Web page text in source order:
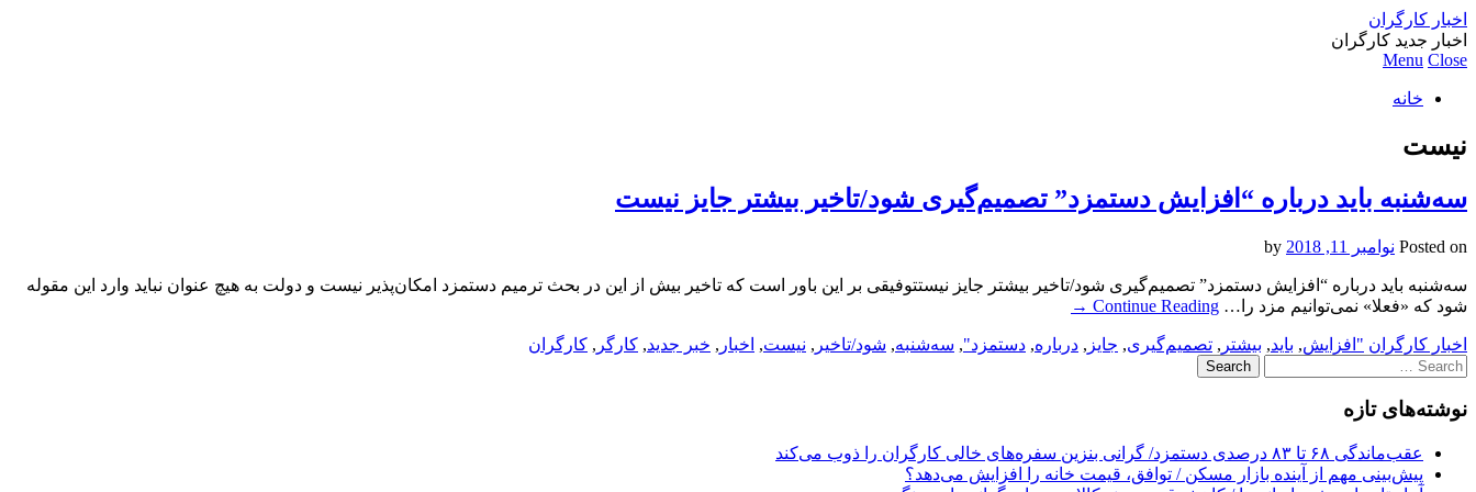
اخبار کارگران
اخبار جدید کارگران
Menu Close
خانه
نیست
سه‌شنبه باید درباره “افزایش دستمزد” تصمیم‌گیری شود/تاخیر بیشتر جایز نیست
Posted on نوامبر 11, 2018
سه‌شنبه باید درباره “افزایش دستمزد” تصمیم‌گیری شود/تاخیر بیشتر جایز نیستتوفیقی بر این باور است که تاخیر بیش از این در بحث ترمیم دستمزد امکان‌پذیر نیست و دولت به هیچ عنوان نباید وارد این مقوله
شود که «فعلا» نمی‌توانیم مزد را… Continue Reading
→
اخبار کارگران "افزایش, باید, بیشتر , تصمیم‌گیری, جایز , درباره, دستمزد", سه‌شنبه, شود/تاخیر , نیست, اخبار , خبر جدید, کارگر , کارگران
Search
for:
نوشته‌های تازه
عقب‌ماندگی ۶۸ تا ۸۳ درصدی دستمزد/ گرانی بنزین سفره‌های خالی کارگران را ذوب می‌کند
پیش‌بینی مهم از آینده بازار مسکن / توافق، قیمت خانه را افزایش می‌دهد؟